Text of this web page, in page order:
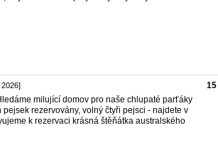
milující domov pro naše chlupaté parťáky
rezervovány, volný čtyři pejsci - najdete v
k rezervaci krásná štěňátka australského